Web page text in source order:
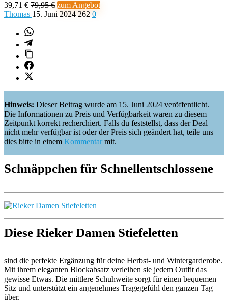
39,71 € 79,95 € zum Angebot
Thomas 15. Juni 2024 262 0
Hinweis: Dieser Beitrag wurde am 15. Juni 2024 veröffentlicht.
Die Informationen zu Preis und Verfügbarkeit waren zu diesem
Zeitpunkt korrekt recherchiert. Falls du feststellst, dass der Deal
nicht mehr verfügbar ist oder der Preis sich geändert hat, teile uns
dies bitte in einem Kommentarmit.
Schnäppchen für Schnellentschlossene
Diese Rieker Damen Stiefeletten
sind die perfekte Ergänzung für deine Herbst- und Wintergarderobe.
Mit ihrem eleganten Blockabsatz verleihen sie jedem Outfit das
gewisse Etwas. Die mittlere Schuhweite sorgt für einen bequemen
Sitz und unterstützt ein angenehmes Tragegefühl den ganzen Tag
über.